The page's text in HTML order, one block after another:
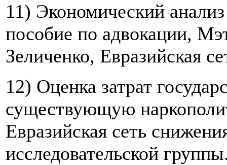
11) Экономический
пособие по адвокации,
Зеличенко, Евразийская
12) Оценка затрат
существующую
Евразийская сеть
исследовательской